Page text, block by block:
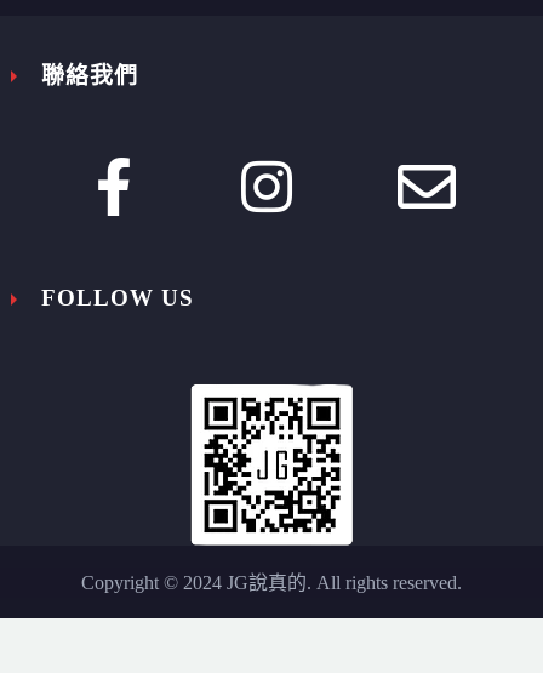

 聯絡我們

 
 


 FOLLOW US
Copyright © 2024 JG說真的. All rights reserved.